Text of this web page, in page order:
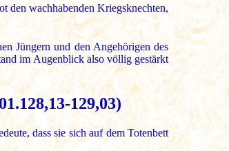
den wachhabenden Kriegsknechten,
Jüngern und den Angehörigen des
im Augenblick also völlig gestärkt
129,03)
dass sie sich auf dem Totenbett